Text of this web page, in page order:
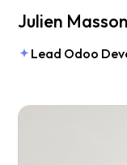
Julien Masson
Lead Odoo